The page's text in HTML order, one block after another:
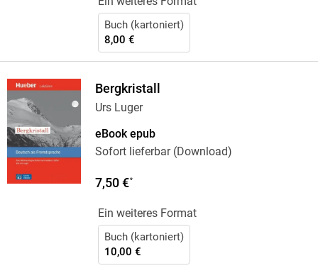
Buch (kartoniert)
8,00 €
Bergkristall
Urs Luger
eBook epub
Sofort lieferbar (Download)
7,50 €*
Ein weiteres Format
Buch (kartoniert)
10,00 €